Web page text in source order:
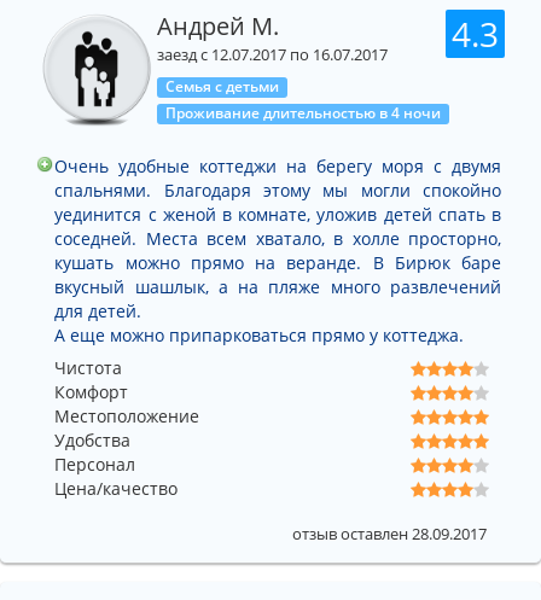
4.3
Андрей М.
заезд с 12.07.2017 по 16.07.2017
Семья с детьми
Проживание длительностью в 4 ночи
Очень удобные коттеджи на берегу моря с двумя
спальнями. Благодаря этому мы могли спокойно
уединится с женой в комнате, уложив детей спать в
соседней. Места всем хватало, в холле просторно,
кушать можно прямо на веранде. В Бирюк баре
вкусный шашлык, а на пляже много развлечений
для детей.
А еще можно припарковаться прямо у коттеджа.
Чистота
Комфорт
Местоположение
Удобства
Персонал
Цена/качество
отзыв оставлен 28.09.2017